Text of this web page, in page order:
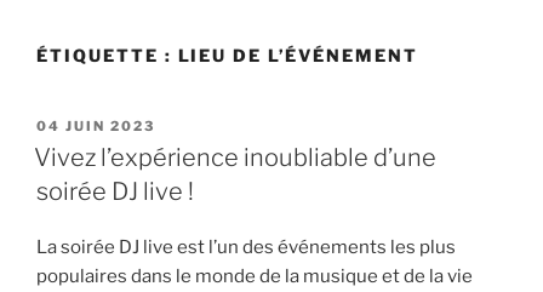
ÉTIQUETTE : LIEU DE L’ÉVÉNEMENT
PUBLIÉ
LE
04 JUIN 2023
Vivez l’expérience inoubliable d’une
soirée DJ live !
La soirée DJ live est l’un des événements les plus
populaires dans le monde de la musique et de la vie